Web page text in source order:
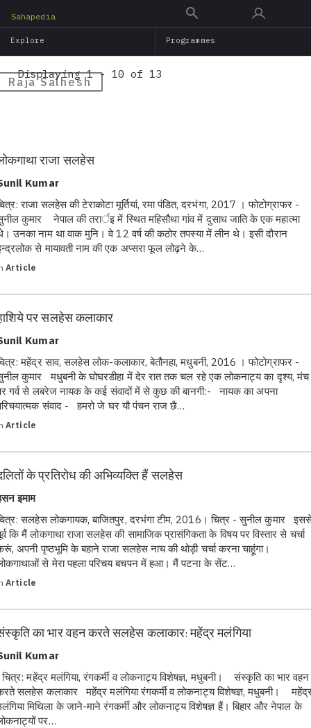
main
Sahapedia
Explore Programmes
Raja Salhesh
Displaying 1 - 10 of 13
राजा सलहेस
Kumar
राजा सलहेस की टेराकोटा मूर्तियां, रमा पंडित, दरभंगा, 2017 । फोटोग्राफर -
कुमार नेपाल की तरार्इ में स्थित महिसौथा गांव में दुसाध जाति के एक महात्मा
उनका नाम था वाक मुनि। वे 12 वर्ष की कठोर तपस्या में लीन थे। इसी दौरान
से मायावती नाम की एक अप्सरा फूल लोढ़ने के…
Article
पर सलहेस कलाकार
Kumar
महेंद्र साव, सलहेस लोक-कलाकार, बेतौनहा, मधुबनी, 2016 । फोटोग्राफर -
कुमार मधुबनी के घोघरडीहा में देर रात तक चल रहे एक लोकनाट्य का दृश्य, मंच
गर्व से लबरेज नायक के कई संवादों में से कुछ की बानगी:- नायक का अपना
संवाद - हमरो जे घर यौ पंचन राज छै…
Article
के प्रतिरोध की अभिव्यक्ति हैं सलहेस
इमाम
सलहेस लोकगायक, बाजितपुर, दरभंगा टीम, 2016। चित्र - सुनील कुमार
कि मैं लोकगाथा राजा सलहेस की सामाजिक प्रासंगिकता के विषय पर विस्तार से चर्चा
अपनी पृष्ठभूमि के बहाने राजा सलहेस नाच की थोड़ी चर्चा करना चाहूंगा।
से मेरा पहला परिचय बचपन में हआ। मैं पटना के सेंट…
Article
का भार वहन करते सलहेस कलाकार: महेंद्र मलंगिया
Kumar
महेंद्र मलंगिया, रंगकर्मी व लोकनाट्य विशेषज्ञ, मधुबनी। संस्कृति का भार वहन
सलहेस कलाकार महेंद्र मलंगिया रंगकर्मी व लोकनाट्य विशेषज्ञ, मधुबनी।
मिथिला के जाने-माने रंगकर्मी और लोकनाट्य विशेषज्ञ हैं। बिहार और नेपाल के
पर…